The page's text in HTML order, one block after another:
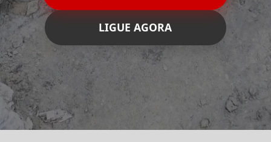
LIGUE AGORA